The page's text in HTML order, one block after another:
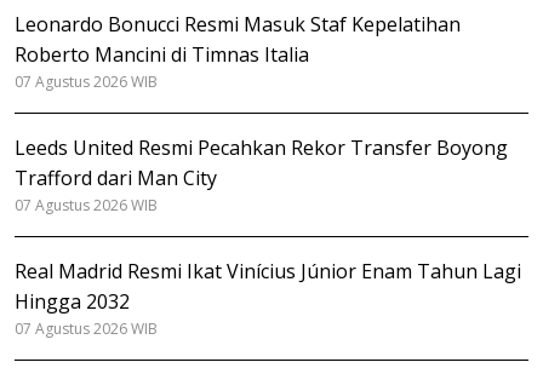
Leonardo Bonucci Resmi Masuk Staf Kepelatihan
Roberto Mancini di Timnas Italia
07 Agustus 2026 WIB
Leeds United Resmi Pecahkan Rekor Transfer Boyong
Trafford dari Man City
07 Agustus 2026 WIB
Real Madrid Resmi Ikat Vinícius Júnior Enam Tahun Lagi
Hingga 2032
07 Agustus 2026 WIB